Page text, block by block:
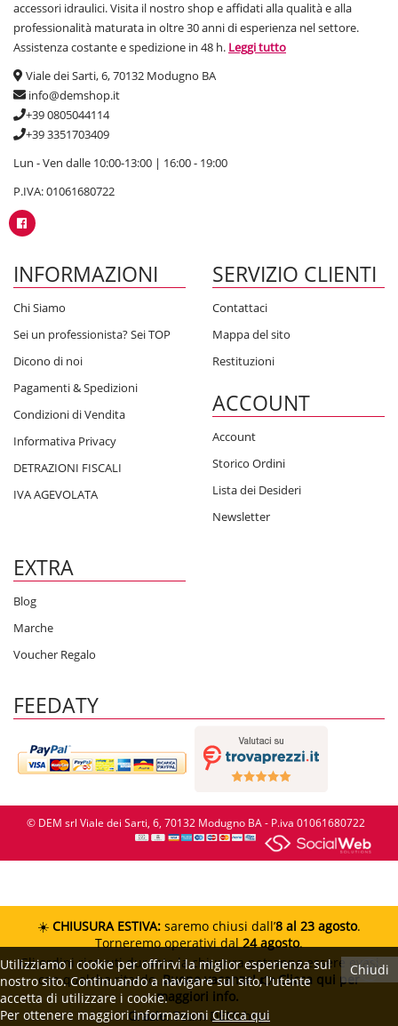
accessori idraulici. Visita il nostro shop e affidati alla qualità e alla
professionalità maturata in oltre 30 anni di esperienza nel settore.
Assistenza costante e spedizione in 48 h. Leggi tutto
Viale dei Sarti, 6, 70132 Modugno BA
info@demshop.it
+39 0805044114
+39 3351703409
Lun - Ven dalle 10:00-13:00 | 16:00 - 19:00
P.IVA: 01061680722
INFORMAZIONI
Chi Siamo
Sei un professionista? Sei TOP
Dicono di noi
Pagamenti & Spedizioni
Condizioni di Vendita
Informativa Privacy
DETRAZIONI FISCALI
IVA AGEVOLATA
SERVIZIO CLIENTI
Contattaci
Mappa del sito
Restituzioni
ACCOUNT
Account
Storico Ordini
Lista dei Desideri
Newsletter
EXTRA
Blog
Marche
Voucher Regalo
FEEDATY
© DEM srl Viale dei Sarti, 6, 70132 Modugno BA - P.iva 01061680722
Chiudi
Utilizziamo i cookie per offrirvi la miglior esperienza sul
nostro sito. Continuando a navigare sul sito, l'utente
accetta di utilizzare i cookie.
Per ottenere maggiori informazioniClicca qui
☀️ CHIUSURA ESTIVA: saremo chiusi dall’8 al 23 agosto.
Torneremo operativi dal24 agosto.
Gli ordini ricevuti durante la chiusura potranno essere evasi
con qualche ritardo. Buone vacanze!👉 Clicca qui per
maggiori info.
Grazie.Team DEMshop!